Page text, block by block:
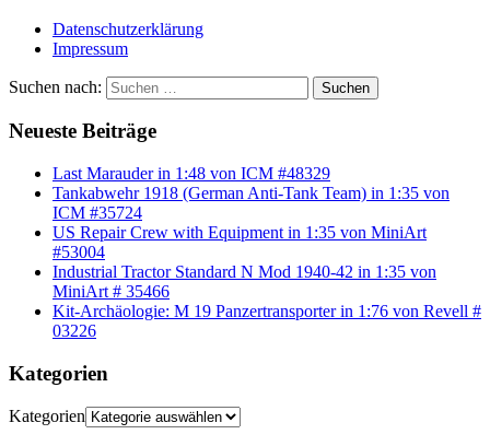
Datenschutzerklärung
Impressum
Suchen nach: Suchen
Neueste Beiträge
Last Marauder in 1:48 von ICM #48329
Tankabwehr 1918 (German Anti-Tank Team) in 1:35 von
ICM #35724
US Repair Crew with Equipment in 1:35 von MiniArt
#53004
Industrial Tractor Standard N Mod 1940-42 in 1:35 von
MiniArt # 35466
Kit-Archäologie: M 19 Panzertransporter in 1:76 von Revell #
03226
Kategorien
Kategorien